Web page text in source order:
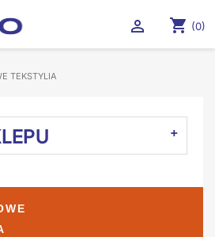
shopping_cart (0)

TEKSTYLIA